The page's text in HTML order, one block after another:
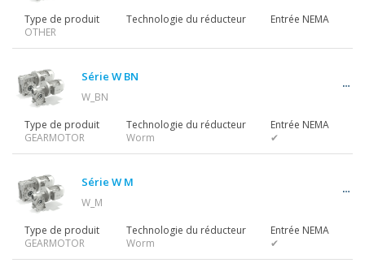
Accessoires
Autres séries
Type de produit
OTHER
Technologie du réducteur Entrée NEMA
Série W BN
W_BN
Type de produit
GEARMOTOR
Technologie du réducteur
Worm
Entrée NEMA
✔
Série W M
W_M
Type de produit
GEARMOTOR
Technologie du réducteur
Worm
Entrée NEMA
✔